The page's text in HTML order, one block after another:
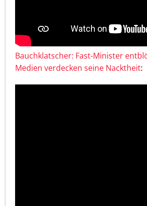
Bauchklatscher: Fast-Minister
Medien verdecken seine Nacktheit: